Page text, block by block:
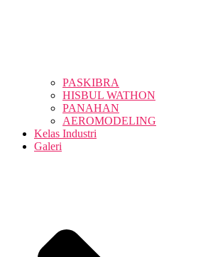
PASKIBRA
HISBUL WATHON
PANAHAN
AEROMODELING
Kelas Industri
Galeri